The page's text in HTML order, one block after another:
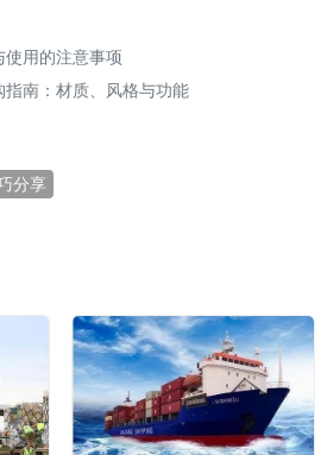
用的注意事项
南：材质、风格与功能
分享